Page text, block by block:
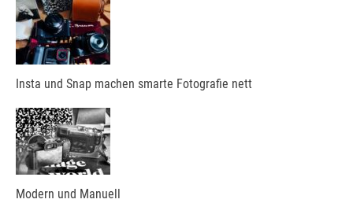
Insta und Snap machen smarte Fotografie nett
Modern und Manuell